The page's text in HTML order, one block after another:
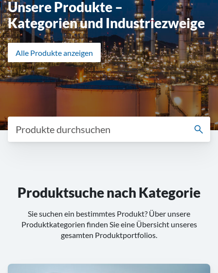
Unsere Produkte –
Kategorien und Industriezweige
Alle Produkte anzeigen
Produktsuche nach Kategorie
Sie suchen ein bestimmtes Produkt? Über unsere
Produktkategorien finden Sie eine Übersicht unseres
gesamten Produktportfolios.